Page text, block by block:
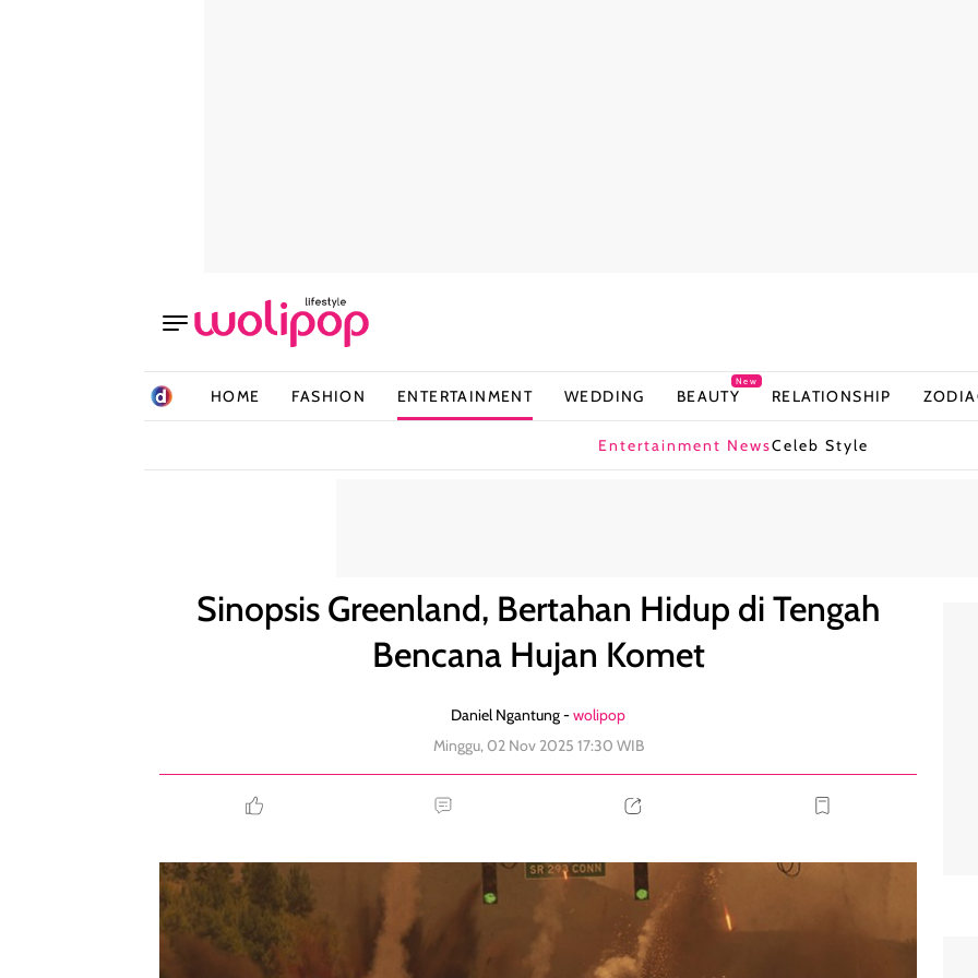
HOME FASHION ENTERTAINMENT WEDDING BEAUTY
New
RELATIONSHIP
Entertainment NewsCeleb Style
Sinopsis Greenland, Bertahan Hidup di Tengah
Bencana Hujan Komet
Daniel Ngantung -wolipop
Minggu, 02 Nov 2025 17:30 WIB